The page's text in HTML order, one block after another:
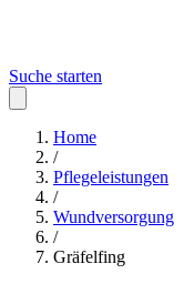
Suche starten
Home
/
Pflegeleistungen
/
Wundversorgung
/
Gräfelfing